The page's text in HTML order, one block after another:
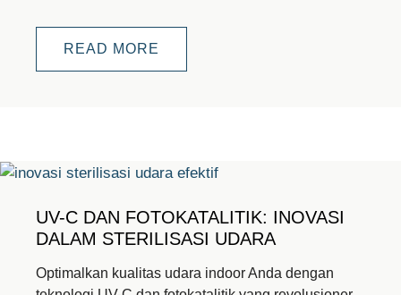
READ MORE
UV-C DAN FOTOKATALITIK: INOVASI
DALAM STERILISASI UDARA
Optimalkan kualitas udara indoor Anda dengan